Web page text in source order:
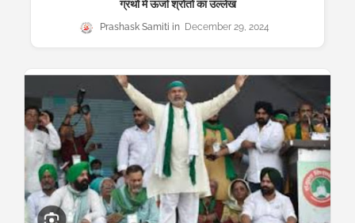
ग्रंथों में ऊर्जा श्रोतों का उल्लेख
Prashask Samiti December 29, 2024